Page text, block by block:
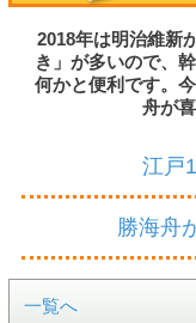
2018年は明治維新
き」が多いので、
何かと便利です。
舟が
江戸
勝海舟
一覧へ